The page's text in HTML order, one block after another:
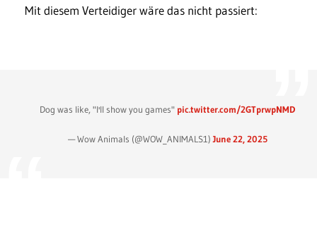
Mit diesem Verteidiger wäre das nicht passiert:
Dog was like, "I'll show you games" pic.twitter.com/2GTprwpNMD
— Wow Animals (@WOW_ANIMALS1)June 22, 2025